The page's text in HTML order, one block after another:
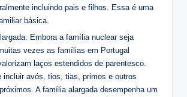
incluindo pais e filhos. Essa é uma
básica.
Embora a família nuclear seja
vezes as famílias em Portugal
laços estendidos de parentesco.
incluir avós, tios, tias, primos e outros
A família alargada desempenha um